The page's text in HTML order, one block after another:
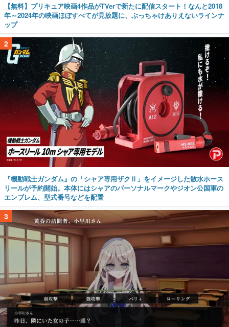
【無料】プリキュア映画4作品がTVerで新たに配信スタート！なんと2018
年～2024年の映画ほぼすべてが見放題に、ぶっちゃけありえないラインナ
ップ
2
『機動戦士ガンダム』の「シャア専用ザクⅡ」をイメージした散水ホース
リールが予約開始。本体にはシャアのパーソナルマークやジオン公国軍の
エンブレム、型式番号などを配置
3